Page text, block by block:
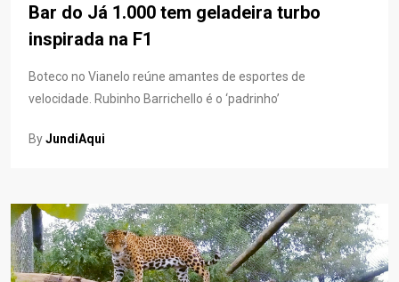
Bar do Já 1.000 tem geladeira turbo
inspirada na F1
Boteco no Vianelo reúne amantes de esportes de
velocidade. Rubinho Barrichello é o ‘padrinho’
ByJundiAqui